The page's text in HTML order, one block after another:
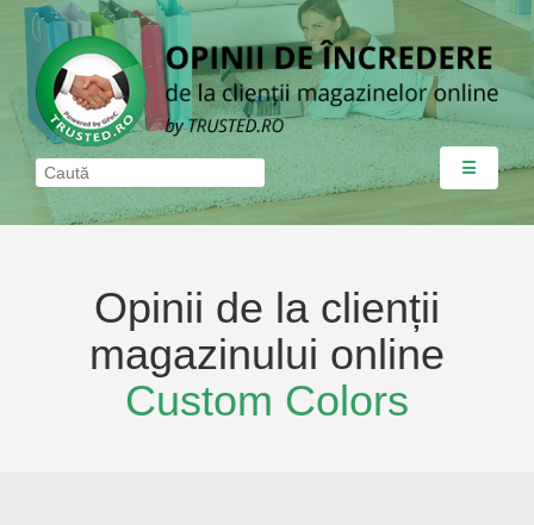
☰
Opinii de la clienții
magazinului online
Custom Colors